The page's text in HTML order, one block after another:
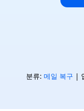
분류: 메일 복구 |